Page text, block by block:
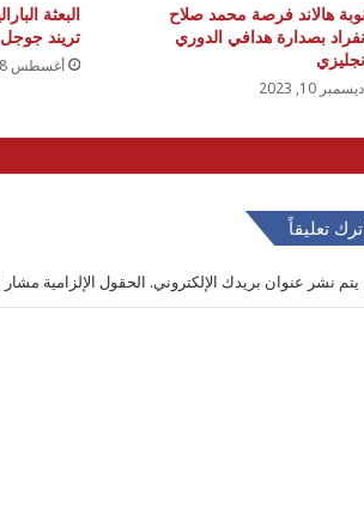
هالاند فرصة محمد صلاح
بصدارة هدافي الدوري
ديسمبر 10, 2023
البعثة
تريند جوجل
أغسطس 28, 2024
تعليقاً
يتم نشر عنوان بريدك الإلكتروني. الحقول الإلزامية مشار